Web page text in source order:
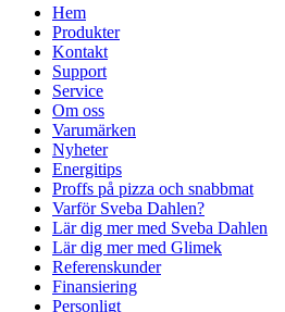
Hem
Produkter
Kontakt
Support
Service
Om oss
Varumärken
Nyheter
Energitips
Proffs på pizza och snabbmat
Varför Sveba Dahlen?
Lär dig mer med Sveba Dahlen
Lär dig mer med Glimek
Referenskunder
Finansiering
Personligt